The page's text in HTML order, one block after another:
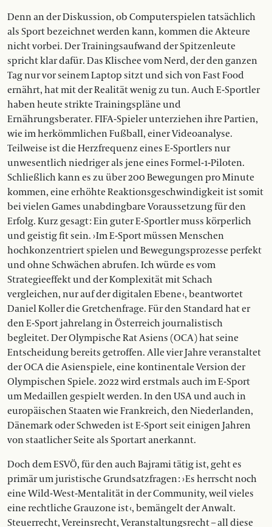
Denn an der Diskussion, ob Computerspielen tatsächlich
als Sport bezeichnet werden kann, kommen die Akteure
nicht vorbei. Der Trainingsaufwand der Spitzenleute
spricht klar dafür. Das Klischee vom Nerd, der den ganzen
Tag nur vor seinem Laptop sitzt und sich von Fast Food
ernährt, hat mit der Realität wenig zu tun. Auch E-Sportler
haben heute strikte Trainingspläne und
Ernährungsberater. FIFA-Spieler unterziehen ihre Partien,
wie im herkömmlichen Fußball, einer Videoanalyse.
Teilweise ist die Herzfrequenz eines E-Sportlers nur
unwesentlich niedriger als jene eines Formel-1-Piloten.
Schließlich kann es zu über 200 Bewegungen pro Minute
kommen, eine erhöhte Reaktionsgeschwindigkeit ist somit
bei vielen Games unabdingbare Voraussetzung für den
Erfolg. Kurz gesagt : Ein guter E-Sportler muss körperlich
und geistig fit sein. › Im E-Sport müssen Menschen
hochkonzentriert spielen und Bewegungsprozesse perfekt
und ohne Schwächen abrufen. Ich würde es vom
Strategieeffekt und der Komplexität mit Schach
vergleichen, nur auf der digitalen Ebene ‹, beantwortet
Daniel Koller die Gretchenfrage. Für den Standard hat er
den E-Sport jahrelang in Österreich journalistisch
begleitet. Der Olympische Rat Asiens (OCA) hat seine
Entscheidung bereits getroffen. Alle vier Jahre veranstaltet
der OCA die Asienspiele, eine kontinentale Version der
Olympischen Spiele. 2022 wird erstmals auch im E-Sport
um Medaillen gespielt werden. In den USA und auch in
europäischen Staaten wie Frankreich, den Niederlanden,
Dänemark oder Schweden ist E-Sport seit einigen Jahren
von staatlicher Seite als Sportart anerkannt.
Doch dem ESVÖ, für den auch Bajra­mi tätig ist, geht es
primär um juris­tische Grundsatzfragen : › Es herrscht noch
eine Wild-West-Mentalität in der Community, weil vieles
eine rechtliche Grauzone ist ‹, bemängelt der Anwalt.
Steuerrecht, Vereinsrecht, Veranstaltungsrecht – all diese